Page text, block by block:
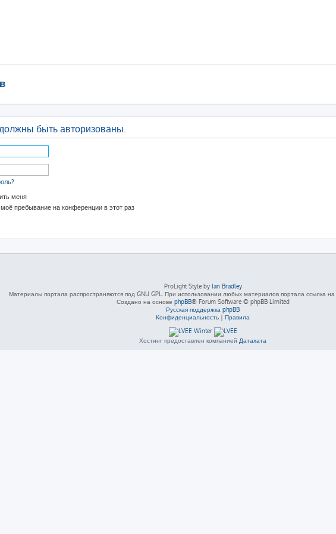
быть авторизованы.
меня
пребывание на конференции в этот раз
ProLight Style by Ian Bradley
Материалы портала распространяются под GNU GPL. При использовании любых материалов портала ссылка на
Создано на основе phpBB® Forum Software © phpBB Limited
Русская поддержка phpBB
Конфиденциальность | Правила
Хостинг предоставлен компанией Датахата